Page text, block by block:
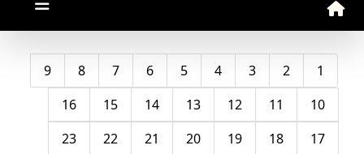
1
2
3
4
5
6
7
8
9
10
11
12
13
14
15
16
17
18
19
20
21
22
23